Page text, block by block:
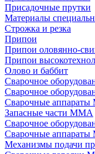
Присадочные прутки
Материалы
Строжка и резка
Припои
Припои оловянно-
Припои
Олово и баббит
Сварочное
Сварочное
Сварочные аппараты
Запасные части MMA
Сварочное
Сварочные аппараты
Механизмы подачи